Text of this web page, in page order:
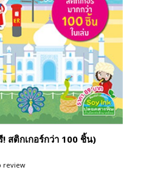
สติกเกอร์กว่า 100 ชิ้น)
review